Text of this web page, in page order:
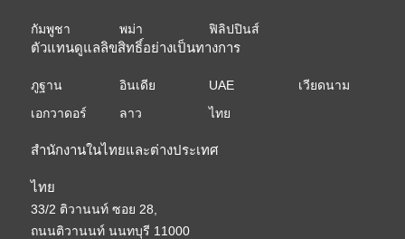
กัมพูชา พม่า ฟิลิปปินส์
ตัวแทนดูแลลิขสิทธิ์อย่างเป็นทางการ
ภูฐาน
เอกวาดอร์
อินเดีย
ลาว
UAE
ไทย
เวียดนาม
สำนักงานในไทยและต่างประเทศ
ไทย
33/2 ติวานนท์ ซอย 28,
ถนนติวานนท์ นนทบุรี 11000